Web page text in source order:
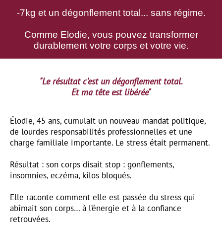
-7kg et un dégonflement total... sans régime.
Comme Elodie, vous pouvez transformer
durablement votre corps et votre vie.
"Le résultat c’est un dégonflement total.
Et ma tête est libérée"
Élodie, 45 ans, cumulait un nouveau mandat politique,
de lourdes responsabilités professionnelles et une
charge familiale importante. Le stress était permanent.
Résultat : son corps disait stop : gonflements,
insomnies, eczéma, kilos bloqués.
Elle raconte comment elle est passée du stress qui
abîmait son corps… à l’énergie et à la confiance
retrouvées.